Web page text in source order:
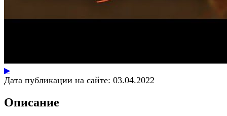
▶
Дата публикации на сайте: 03.04.2022
Описание